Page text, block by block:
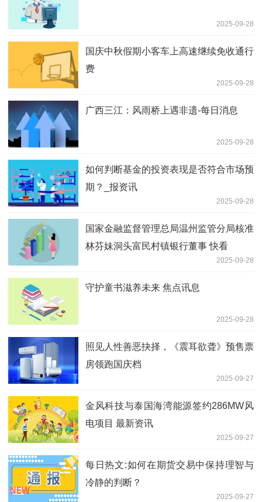
2025-09-28
国庆中秋假期小客车上高速继续免收通行
费
2025-09-28
广西三江：风雨桥上遇非遗-每日消息
2025-09-28
如何判断基金的投资表现是否符合市场预
期？_报资讯
2025-09-28
国家金融监督管理总局温州监管分局核准
林芬妹洞头富民村镇银行董事 快看
2025-09-28
守护童书滋养未来 焦点讯息
2025-09-28
照见人性善恶抉择，《震耳欲聋》预售票
房领跑国庆档
2025-09-27
金风科技与泰国海湾能源签约286MW风
电项目 最新资讯
2025-09-27
每日热文:如何在期货交易中保持理智与
冷静的判断？
2025-09-27